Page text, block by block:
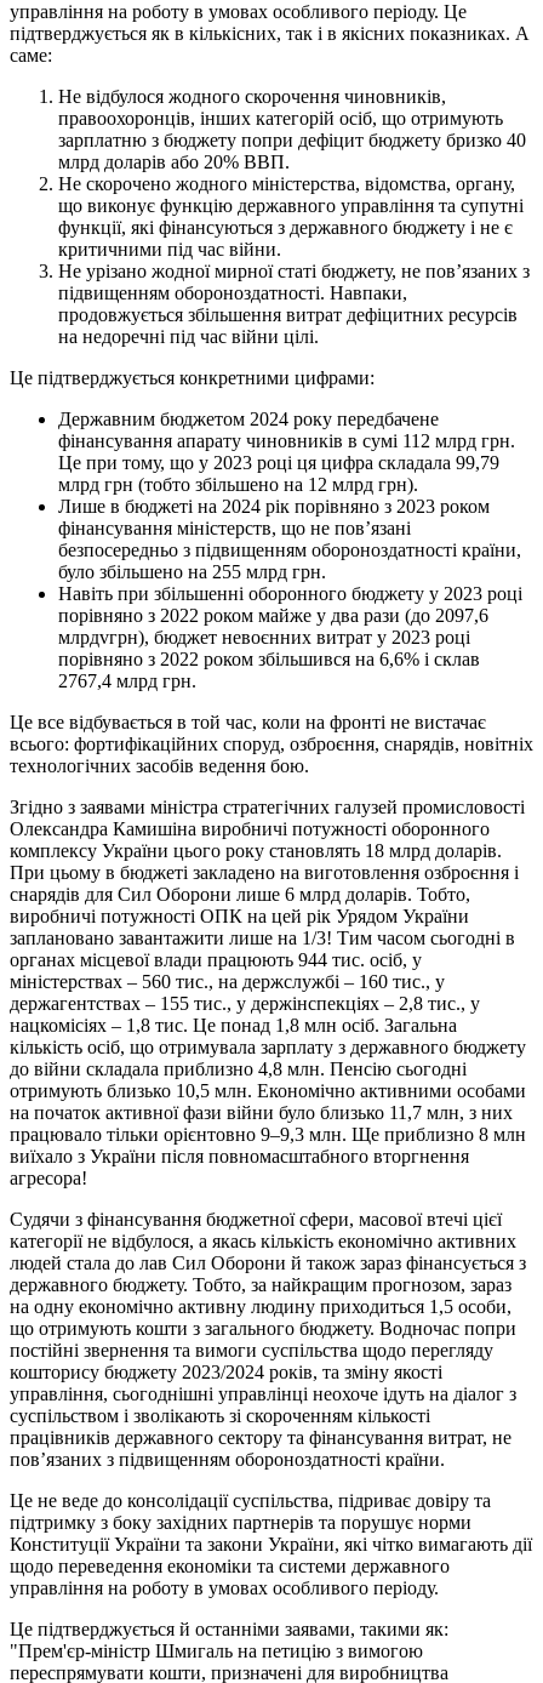
управління на роботу в умовах особливого періоду. Це
підтверджується як в кількісних, так і в якісних показниках. А
саме:
Не відбулося жодного скорочення чиновників,
правоохоронців, інших категорій осіб, що отримують
зарплатню з бюджету попри дефіцит бюджету бризко 40
млрд доларів або 20% ВВП.
Не скорочено жодного міністерства, відомства, органу,
що виконує функцію державного управління та супутні
функції, які фінансуються з державного бюджету і не є
критичними під час війни.
Не урізано жодної мирної статі бюджету, не повʼязаних з
підвищенням обороноздатності. Навпаки,
продовжується збільшення витрат дефіцитних ресурсів
на недоречні під час війни цілі.
Це підтверджується конкретними цифрами:
Державним бюджетом 2024 року передбачене
фінансування апарату чиновників в сумі 112 млрд грн.
Це при тому, що у 2023 році ця цифра складала 99,79
млрд грн (тобто збільшено на 12 млрд грн).
Лише в бюджеті на 2024 рік порівняно з 2023 роком
фінансування міністерств, що не повʼязані
безпосередньо з підвищенням обороноздатності країни,
було збільшено на 255 млрд грн.
Навіть при збільшенні оборонного бюджету у 2023 році
порівняно з 2022 роком майже у два рази (до 2097,6
млрдvгрн), бюджет невоєнних витрат у 2023 році
порівняно з 2022 роком збільшився на 6,6% і склав
2767,4 млрд грн.
Це все відбувається в той час, коли на фронті не вистачає
всього: фортифікаційних споруд, озброєння, снарядів, новітніх
технологічних засобів ведення бою.
Згідно з заявами міністра стратегічних галузей промисловості
Олександра Камишіна виробничі потужності оборонного
комплексу України цього року становлять 18 млрд доларів.
При цьому в бюджеті закладено на виготовлення озброєння і
снарядів для Сил Оборони лише 6 млрд доларів. Тобто,
виробничі потужності ОПК на цей рік Урядом України
заплановано завантажити лише на 1/3! Тим часом сьогодні в
органах місцевої влади працюють 944 тис. осіб, у
міністерствах – 560 тис., на держслужбі – 160 тис., у
держагентствах – 155 тис., у держінспекціях – 2,8 тис., у
нацкомісіях – 1,8 тис. Це понад 1,8 млн осіб. Загальна
кількість осіб, що отримувала зарплату з державного бюджету
до війни складала приблизно 4,8 млн. Пенсію сьогодні
отримують близько 10,5 млн. Економічно активними особами
на початок активної фази війни було близько 11,7 млн, з них
працювало тільки орієнтовно 9–9,3 млн. Ще приблизно 8 млн
виїхало з України після повномасштабного вторгнення
агресора!
Судячи з фінансування бюджетної сфери, масової втечі цієї
категорії не відбулося, а якась кількість економічно активних
людей стала до лав Сил Оборони й також зараз фінансується з
державного бюджету. Тобто, за найкращим прогнозом, зараз
на одну економічно активну людину приходиться 1,5 особи,
що отримують кошти з загального бюджету. Водночас попри
постійні звернення та вимоги суспільства щодо перегляду
кошторису бюджету 2023/2024 років, та зміну якості
управління, сьогоднішні управлінці неохоче ідуть на діалог з
суспільством і зволікають зі скороченням кількості
працівників державного сектору та фінансування витрат, не
повʼязаних з підвищенням обороноздатності країни.
Це не веде до консолідації суспільства, підриває довіру та
підтримку з боку західних партнерів та порушує норми
Конституції України та закони України, які чітко вимагають дії
щодо переведення економіки та системи державного
управління на роботу в умовах особливого періоду.
Це підтверджується й останніми заявами, такими як:
"Прем'єр-міністр Шмигаль на петицію з вимогою
переспрямувати кошти, призначені для виробництва